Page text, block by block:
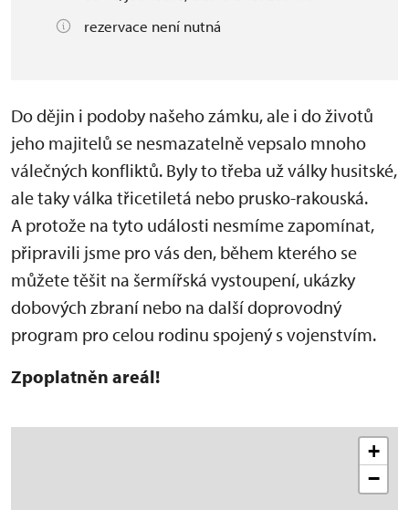
rezervace není nutná
Do dějin i podoby našeho zámku, ale i do životů
jeho majitelů se nesmazatelně vepsalo mnoho
válečných konfliktů. Byly to třeba už války husitské,
ale taky válka třicetiletá nebo prusko-rakouská.
A protože na tyto události nesmíme zapomínat,
připravili jsme pro vás den, během kterého se
můžete těšit na šermířská vystoupení, ukázky
dobových zbraní nebo na další doprovodný
program pro celou rodinu spojený s vojenstvím.
Zpoplatněn areál!
+
−